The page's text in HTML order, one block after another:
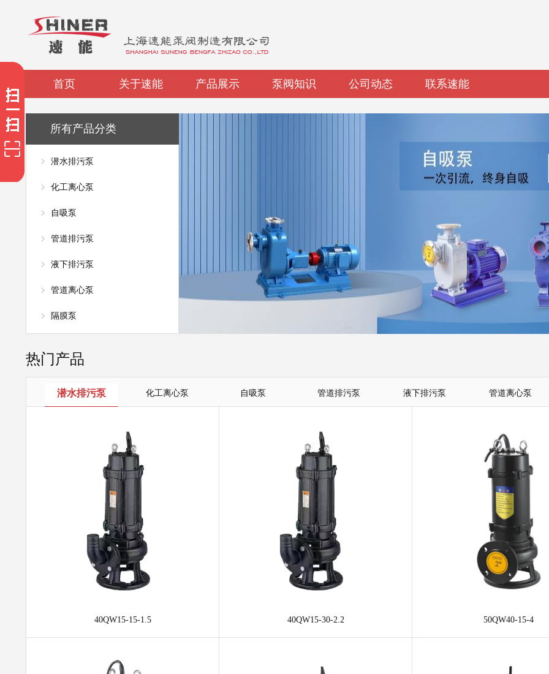
首页 关于速能 产品展示 泵阀知识 公司动态 联系速能
所有产品分类
潜水排污泵
化工离心泵
自吸泵
管道排污泵
液下排污泵
管道离心泵
隔膜泵
热门产品
潜水排污泵 化工离心泵 自吸泵 管道排污泵 液下排污泵 管道离心泵
40QW15-15-1.5 40QW15-30-2.2 50QW40-15-4